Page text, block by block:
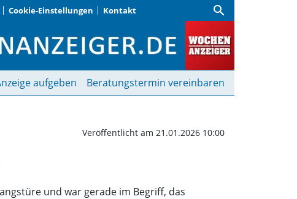
Cookie-Einstellungen Kontakt search
Täter fliehen ohne
aufgeben Beratungstermin vereinbaren
Veröffentlicht am 21.01.2026 10:00
und war gerade im Begriff, das